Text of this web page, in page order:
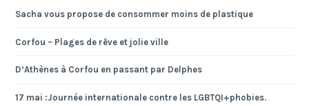
Sacha vous propose de consommer moins de plastique
Corfou – Plages de rêve et jolie ville
D’Athènes à Corfou en passant par Delphes
17 mai :Journée internationale contre les LGBTQI+phobies.